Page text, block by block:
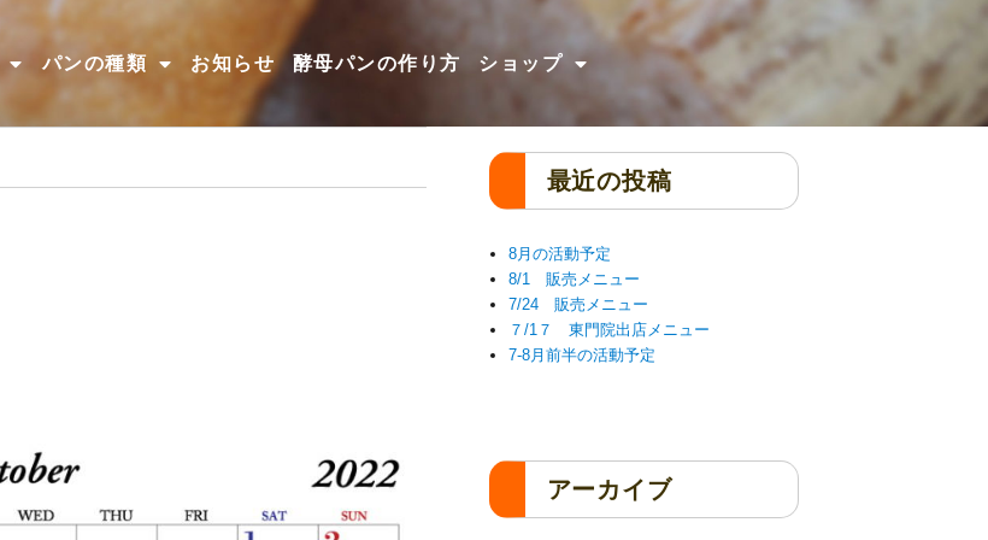
パンの種類 お知らせ 酵母パンの作り方 ショップ
最近の投稿
8月の活動予定
8/1 販売メニュー
7/24 販売メニュー
７/1７ 東門院出店メニュー
7-8月前半の活動予定
アーカイブ